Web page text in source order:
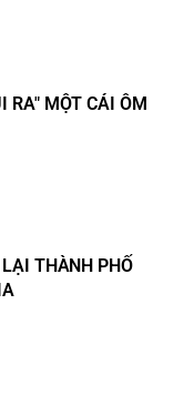
RA" MỘT CÁI ÔM
THÀNH PHỐ